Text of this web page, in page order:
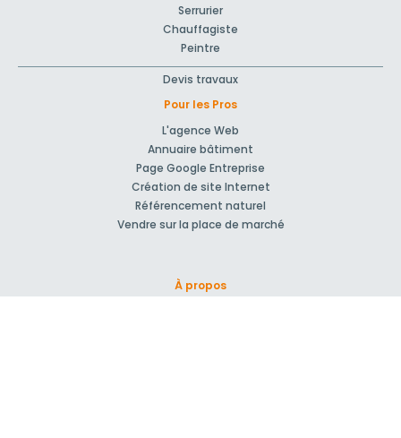
Serrurier
Chauffagiste
Peintre
Devis travaux
Pour les Pros
L'agence Web
Annuaire bâtiment
Page Google Entreprise
Création de site Internet
Référencement naturel
Vendre sur la place de marché
À propos